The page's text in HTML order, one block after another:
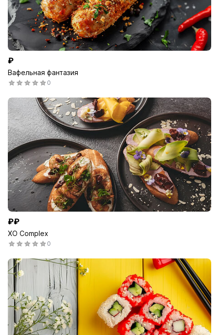
₽
Вафельная фантазия
0
₽₽
XO Complex
0